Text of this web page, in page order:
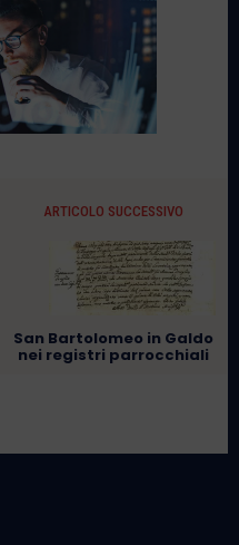
ARTICOLO SUCCESSIVO
San Bartolomeo in Galdo
nei registri parrocchiali